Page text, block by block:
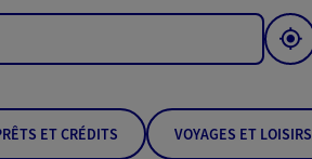
ET CRÉDITS VOYAGES ET LOISIRS